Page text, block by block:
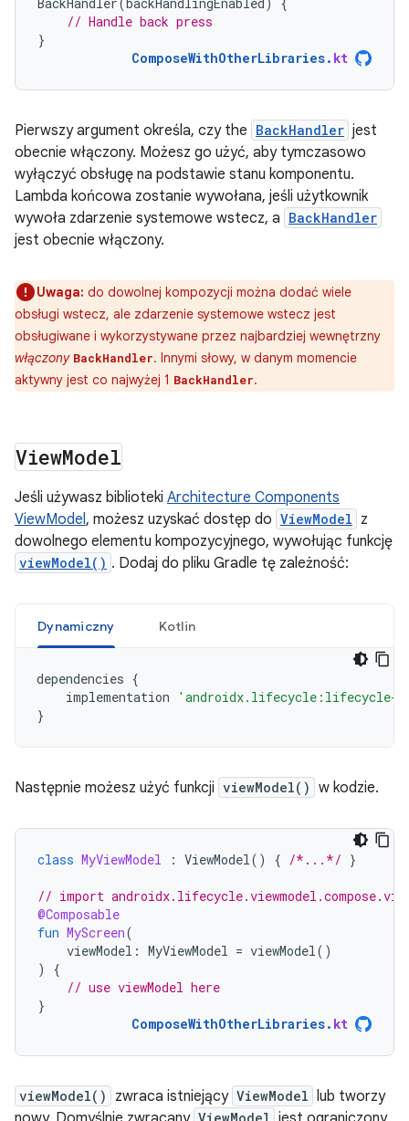
// Handle back press
}
ComposeWithOtherLibraries. kt
Pierwszy argument określa, czy the BackHandler jest
obecnie włączony. Możesz go użyć, aby tymczasowo
wyłączyć obsługę na podstawie stanu komponentu.
Lambda końcowa zostanie wywołana, jeśli użytkownik
wywoła zdarzenie systemowe wstecz, a BackHandler
jest obecnie włączony.
Uwaga: do dowolnej kompozycji można dodać wiele
obsługi wstecz, ale zdarzenie systemowe wstecz jest
obsługiwane i wykorzystywane przez najbardziej wewnętrzny
włączony BackHandler. Innymi słowy, w danym momencie
aktywny jest co najwyżej 1 BackHandler.
ViewModel
Jeśli używasz biblioteki Architecture Components
ViewModel, możesz uzyskać dostęp do ViewModel z
dowolnego elementu kompozycyjnego, wywołując funkcję
viewModel() . Dodaj do pliku Gradle tę zależność:
Dynamiczny Kotlin
dependencies {
implementation
'androidx.lifecycle:lifecycle-
}
Następnie możesz użyć funkcji viewModel() w kodzie.
class MyViewModel : ViewModel() { /*...*/ }
// import
@Composable
fun MyScreen(
viewModel : MyViewModel = viewModel()
)
{
// use viewModel here
}
ComposeWithOtherLibraries. kt
viewModel() zwraca istniejący ViewModel lub tworzy